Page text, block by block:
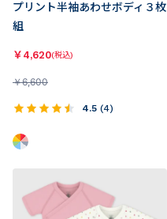
プリント半袖あわせボディ３枚
組
￥ 4,620(税込)
￥6,600
4.5 (4)